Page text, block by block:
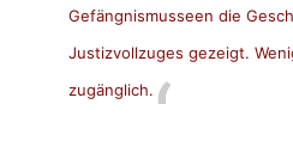
Gefängnismusseen die
Justizvollzuges gezeigt.
zugänglich.